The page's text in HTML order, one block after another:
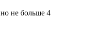
не больше 4